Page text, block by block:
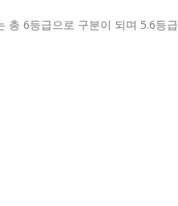
총 6등급으로 구분이 되며 5.6등급